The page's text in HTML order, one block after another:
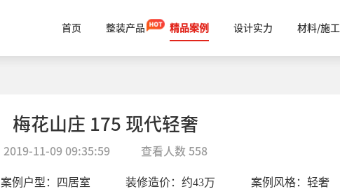
首页 整装产品 精品案例 设计实力 材料/施工
梅花山庄 175 现代轻奢
2019-11-09 09:35:59 查看人数 558
案例户型： 四居室 装修造价：约43万 案例风格： 轻奢